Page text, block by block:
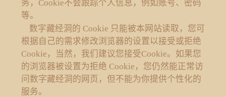
务，Cookie不会跟踪个人信息，例如账号、密码
等。
数字藏经洞的 Cookie 只能被本网站读取，您可
根据自己的需求修改浏览器的设置以接受或拒绝
Cookie，当然，我们建议您接受Cookie。如果您
的浏览器被设置为拒绝 Cookie，您仍然能正常访
问数字藏经洞的网页，但不能为你提供个性化的
服务。